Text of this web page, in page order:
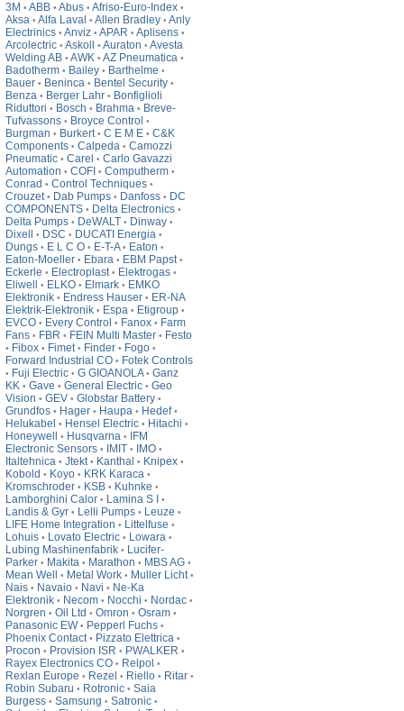
3M • ABB • Abus • Afriso-Euro-Index •
Aksa • Alfa Laval • Allen Bradley • Anly
Electrinics • Anviz • APAR • Aplisens •
Arcolectric • Askoll • Auraton • Avesta
Welding AB • AWK • AZ Pneumatica •
Badotherm • Bailey • Barthelme •
Bauer • Beninca • Bentel Security •
Benza • Berger Lahr • Bonfiglioli
Riduttori • Bosch • Brahma • Breve-
Tufvassons • Broyce Control •
Burgman • Burkert • C E M E • C&K
Components • Calpeda • Camozzi
Pneumatic • Carel • Carlo Gavazzi
Automation • COFI • Computherm •
Conrad • Control Techniques •
Crouzet • Dab Pumps • Danfoss • DC
COMPONENTS • Delta Electronics •
Delta Pumps • DeWALT • Dinway •
Dixell • DSC • DUCATI Energia •
Dungs • E L C O • E-T-A • Eaton •
Eaton-Moeller • Ebara • EBM Papst •
Eckerle • Electroplast • Elektrogas •
Eliwell • ELKO • Elmark • EMKO
Elektronik • Endress Hauser • ER-NA
Elektrik-Elektronik • Espa • Etigroup •
EVCO • Every Control • Fanox • Farm
Fans • FBR • FEIN Multi Master • Festo
• Fibox • Fimet • Finder • Fogo •
Forward Industrial CO • Fotek Controls
• Fuji Electric • G GIOANOLA • Ganz
KK • Gave • General Electric • Geo
Vision • GEV • Globstar Battery •
Grundfos • Hager • Haupa • Hedef •
Helukabel • Hensel Electric • Hitachi •
Honeywell • Husqvarna •
IFM
Electronic Sensors • IMIT • IMO •
Italtehnica • Jtekt • Kanthal • Knipex •
Kobold • Koyo • KRK Karaca •
Kromschroder • KSB • Kuhnke •
Lamborghini Calor • Lamina S I •
Landis & Gyr • Lelli Pumps • Leuze •
LIFE Home Integration • Littelfuse •
Lohuis • Lovato Electric • Lowara •
Lubing Mashinenfabrik • Lucifer-
Parker • Makita • Marathon • MBS AG •
Mean Well • Metal Work • Muller Licht •
Nais • Navaio • Navi • Ne-Ka
Elektronik • Necom • Nocchi • Nordac •
Norgren • Oil Ltd • Omron • Osram •
Panasonic EW • Pepperl Fuchs •
Phoenix Contact • Pizzato Elettrica •
Procon • Provision ISR • PWALKER •
Rayex Electronics CO • Relpol •
Rexlan Europe • Rezel • Riello • Ritar •
Robin Subaru • Rotronic • Saia
Burgess • Samsung • Satronic •